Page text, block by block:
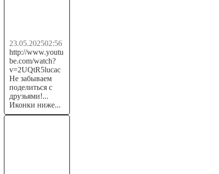
23.05.202502:56
http://www.youtu
be.com/watch?
v=2UQtR5lucac
Не забываем
поделиться с
друзьями!...
Иконки ниже...